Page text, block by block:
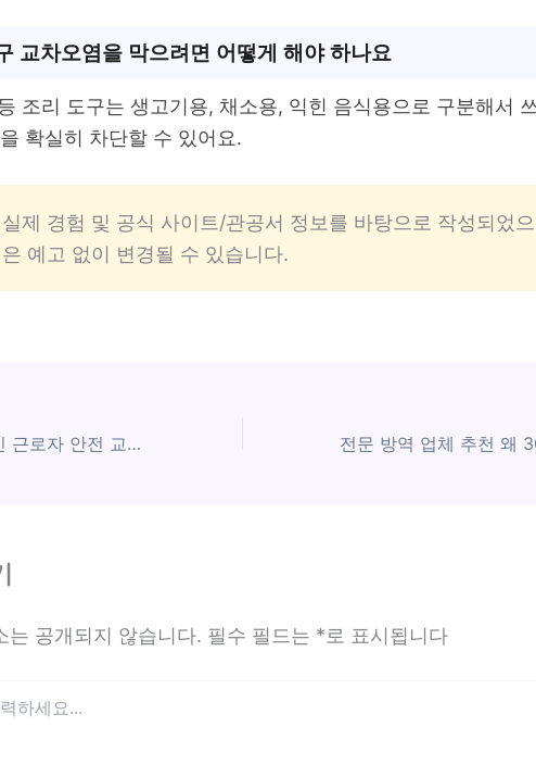
교차오염을 막으려면 어떻게 해야 하나요
조리 도구는 생고기용, 채소용, 익힌 음식용으로 구분해서
확실히 차단할 수 있어요.
제 경험 및 공식 사이트/관공서 정보를 바탕으로 작성되었으
예고 없이 변경될 수 있습니다.
“35% 감소” 외국인 근로자 안전 교육 지금 시작 각?
는 공개되지 않습니다. 필수 필드는 *로 표시됩니다